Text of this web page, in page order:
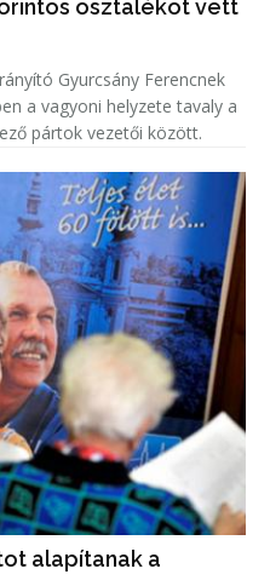
osztalékot vett
Gyurcsány Ferencnek
a vagyoni helyzete tavaly a
pártok vezetői között.
alapítanak a